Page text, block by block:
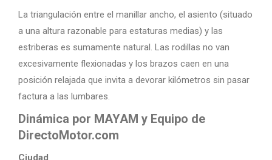
La triangulación entre el manillar ancho, el asiento (situado
a una altura razonable para estaturas medias) y las
estriberas es sumamente natural. Las rodillas no van
excesivamente flexionadas y los brazos caen en una
posición relajada que invita a devorar kilómetros sin pasar
factura a las lumbares.
Dinámica por MAYAM y Equipo de
DirectoMotor.com
Ciudad